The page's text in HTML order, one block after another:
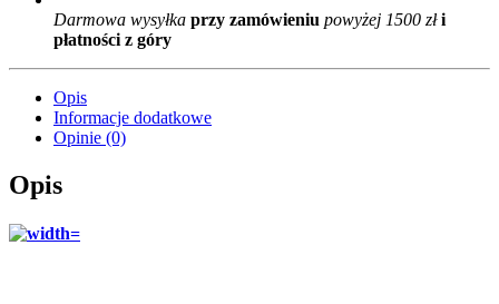
Darmowa wysyłka przy zamówieniu powyżej 1500 złi
płatności z góry
Opis
Informacje dodatkowe
Opinie (0)
Opis